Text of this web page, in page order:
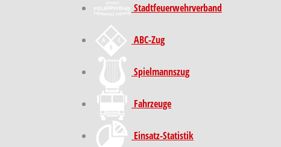
Stadt­feuer­wehr­verband
ABC-Zug
Spielmannszug
Fahrzeuge
Einsatz-Statistik